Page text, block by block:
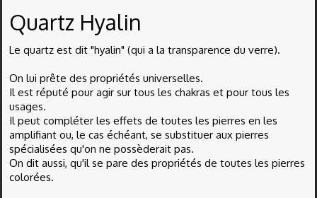
Quartz Hyalin
Le quartz est dit "hyalin" (qui a la transparence du verre).
On lui prête des propriétés universelles.
Il est réputé pour agir sur tous les chakras et pour tous les
usages.
Il peut compléter les effets de toutes les pierres en les
amplifiant ou, le cas échéant, se substituer aux pierres
spécialisées qu'on ne possèderait pas.
On dit aussi, qu'il se pare des propriétés de toutes les pierres
colorées.